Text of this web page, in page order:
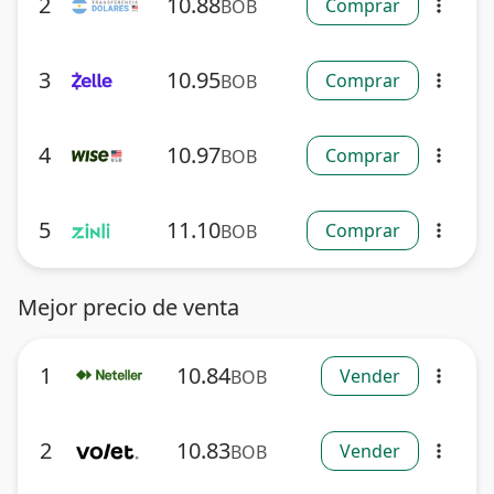
BOB Comprar more_vert
3 10.95BOB Comprar more_vert
4 10.97BOB Comprar more_vert
5 11.10BOB Comprar more_vert
Mejor precio de venta
1 10.84BOB Vender more_vert
2 10.83BOB Vender more_vert